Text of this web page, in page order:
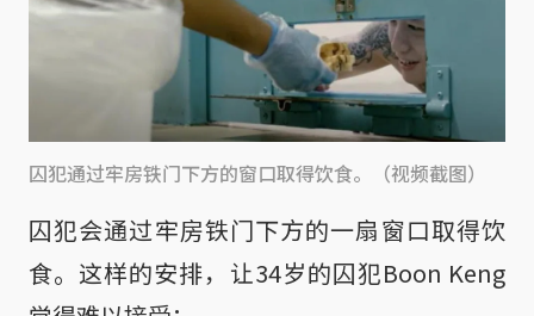
囚犯通过牢房铁门下方的窗口取得饮食。（视频截图）
囚犯会通过牢房铁门下方的一扇窗口取得饮
食。这样的安排，让34岁的囚犯Boon Keng